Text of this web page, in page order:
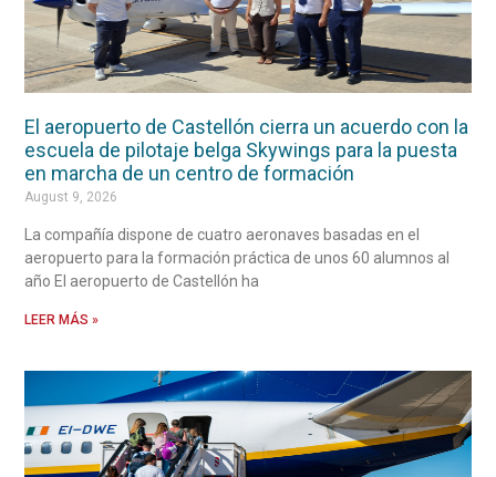
El aeropuerto de Castellón cierra un acuerdo con la
escuela de pilotaje belga Skywings para la puesta
en marcha de un centro de formación
August 9, 2026
La compañía dispone de cuatro aeronaves basadas en el
aeropuerto para la formación práctica de unos 60 alumnos al
año El aeropuerto de Castellón ha
LEER MÁS »